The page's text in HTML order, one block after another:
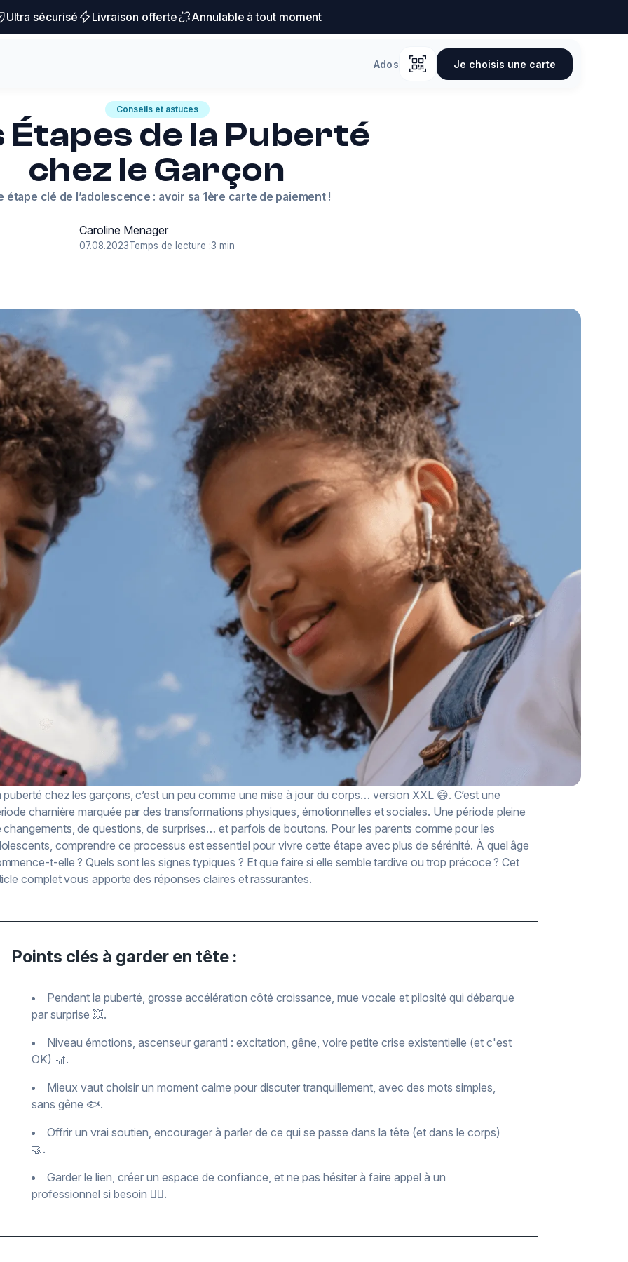
Ultra sécurisé Livraison offerte Annulable à tout moment
Ados Je choisis une carte
Conseils et astuces
Étapes de la Puberté
chez le Garçon
étape clé de l’adolescence : avoir sa 1ère carte de paiement !
Caroline Menager
07.08.2023Temps de lecture :3 min
puberté chez les garçons, c’est un peu comme une mise à jour du corps… version XXL 😄. C’est une
charnière marquée par des transformations physiques, émotionnelles et sociales. Une période pleine
changements, de questions, de surprises… et parfois de boutons. Pour les parents comme pour les
comprendre ce processus est essentiel pour vivre cette étape avec plus de sérénité. À quel âge
t-elle ? Quels sont les signes typiques ? Et que faire si elle semble tardive ou trop précoce ? Cet
complet vous apporte des réponses claires et rassurantes.
Points clés à garder en tête :
Pendant la puberté, grosse accélération côté croissance, mue vocale et pilosité qui débarque
par surprise 💥.
Niveau émotions, ascenseur garanti : excitation, gêne, voire petite crise existentielle (et c'est
OK) 🎢.
Mieux vaut choisir un moment calme pour discuter tranquillement, avec des mots simples,
sans gêne 🐟.
Offrir un vrai soutien, encourager à parler de ce qui se passe dans la tête (et dans le corps)
🤝.
Garder le lien, créer un espace de confiance, et ne pas hésiter à faire appel à un
professionnel si besoin 🧑‍⚕️.